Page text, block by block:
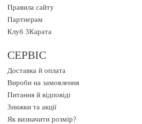
Правила сайту
Партнерам
Клуб 3Карата
СЕРВІС
Доставка й оплата
Вироби на замовлення
Питання й відповіді
Знижки та акції
Як визначити розмір?